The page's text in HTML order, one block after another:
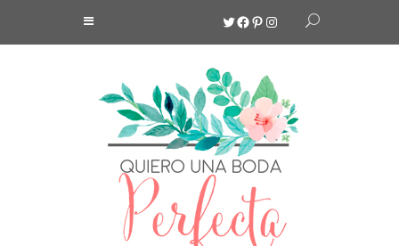
Twitter
Facebook
Pinterest
Instagram